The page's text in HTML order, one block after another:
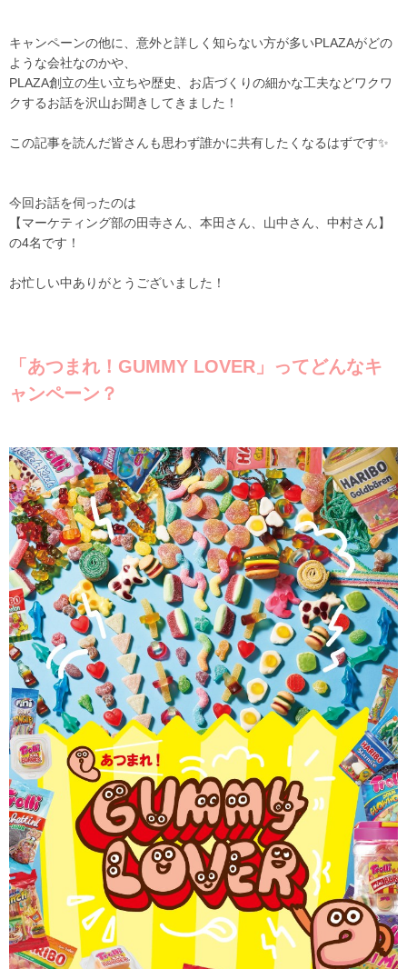
キャンペーンの他に、意外と詳しく知らない方が多いPLAZAがどの
ような会社なのかや、
PLAZA創立の生い立ちや歴史、お店づくりの細かな工夫などワクワ
クするお話を沢山お聞きしてきました！
この記事を読んだ皆さんも思わず誰かに共有したくなるはずです✨
今回お話を伺ったのは
【マーケティング部の田寺さん、本田さん、山中さん、中村さん】
の4名です！
お忙しい中ありがとうございました！
「あつまれ！GUMMY LOVER」ってどんなキ
ャンペーン？